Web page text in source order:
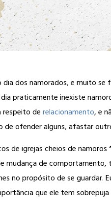
dia dos namorados, e muito
praticamente inexiste
respeito derelacionamento, e
de ofender alguns, afastar
de igrejas cheios de namoros
mudança de
no propósito de se guardar.
que ele tem